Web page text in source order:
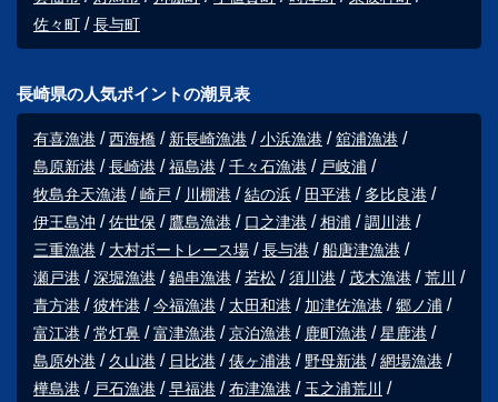
佐々町
長与町
長崎県の人気ポイントの潮見表
有喜漁港 西海橋 新長崎漁港 小浜漁港
舘浦漁港
島原新港
長崎港 福島港 千々石漁港
戸岐浦
牧島弁天漁港
崎戸 川棚港 結の浜 田平港
多比良港
伊王島沖
佐世保 鷹島漁港 口之津港 相浦
調川港
三重漁港
大村ボートレース場 長与港
船唐津漁港
瀬戸港
深堀漁港 鍋串漁港 若松 須川港 茂木漁港
荒川
青方港
彼杵港 今福漁港 太田和港 加津佐漁港
郷ノ浦
富江港
常灯鼻 富津漁港 京泊漁港 鹿町漁港
星鹿港
島原外港
久山港 日比港 俵ヶ浦港 野母新港
網場漁港
樺島港
戸石漁港 早福港 布津漁港
玉之浦荒川